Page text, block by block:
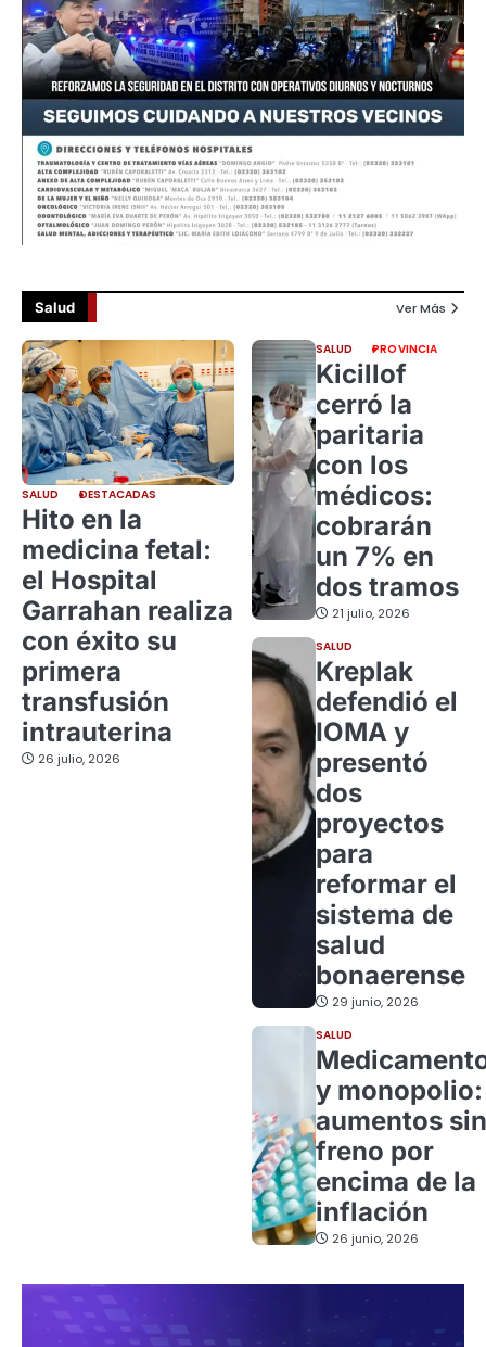
Salud Ver Más
SALUD DESTACADAS
Hito en la
medicina fetal:
el Hospital
Garrahan realiza
con éxito su
primera
transfusión
intrauterina
26 julio, 2026
SALUD PROVINCIA
Kicillof
cerró la
paritaria
con los
médicos:
cobrarán
un 7% en
dos tramos
21 julio, 2026
SALUD
Kreplak
defendió el
IOMA y
presentó
dos
proyectos
para
reformar el
sistema de
salud
bonaerense
29 junio, 2026
SALUD
y monopolio:
aumentos sin
freno por
encima de la
inflación
26 junio, 2026